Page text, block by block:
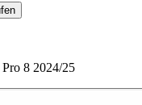
8 2024/25